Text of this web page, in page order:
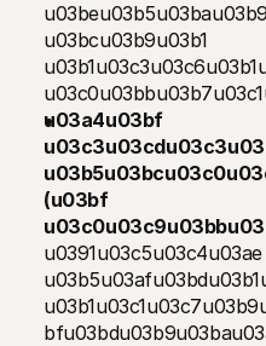
u03bcu03b9u03b1
u03a4u03bf
(u03bf
u0391u03c5u03c4u03ae